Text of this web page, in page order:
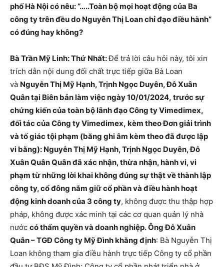
phố Hà Nội có nêu: “…..Toàn bộ mọi hoạt động của Ba
công ty trên đều do Nguyễn Thị Loan chỉ đạo điều hành”
có đúng hay không?
Bà Trần Mỹ Linh: Thứ Nhất:Để trả lời câu hỏi này, tôi xin
trích dẫn nội dung đối chất trực tiếp giữa Bà Loan
và Nguyễn Thị Mỹ Hạnh, Trịnh Ngọc Duyên, Đỗ Xuân
Quân tại Biên bản làm việc ngày 10/01/2024, trước sự
chứng kiến của toàn bộ lãnh đạo Công ty Vimedimex,
đối tác của Công ty Vimedimex, kèm theo Đơn giải trình
và tố giác tội phạm (băng ghi âm kèm theo đã được lập
vi bằng): Nguyễn Thị Mỹ Hạnh, Trịnh Ngọc Duyên, Đỗ
Xuân Quân Quân đã xác nhận, thừa nhận, hành vi, vi
phạm từ những lời khai không đúng sự thật về thành lập
công ty, cổ đông nắm giữ cổ phần và điều hành hoạt
động kinh doanh của 3 công ty, không được thu thập hợp
pháp, không được xác minh tại các cơ quan quản lý nhà
nước có thẩm quyền và doanh nghiệp. Ông Đỗ Xuân
Quân – TGĐ Công ty Mỹ Đình khằng định: Bà Nguyễn Thị
Loan không tham gia điều hành trực tiếp Công ty cổ phần